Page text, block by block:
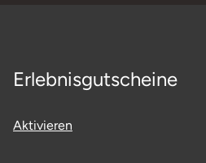
Erlebnisgutscheine
Aktivieren